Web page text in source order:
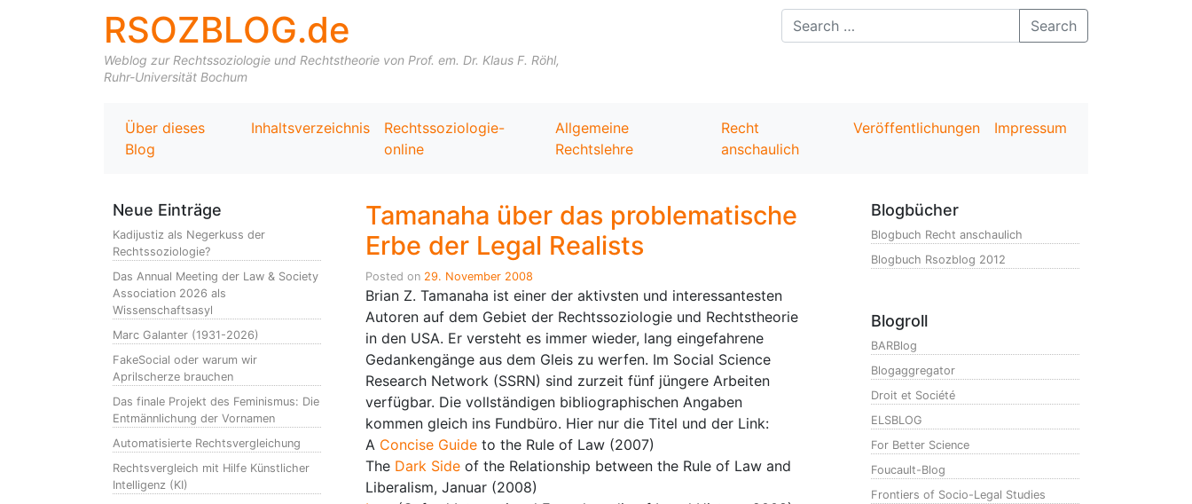
RSOZBLOG.de
Weblog zur Rechtssoziologie und Rechtstheorie von Prof. em. Dr. Klaus F. Röhl,
Ruhr-Universität Bochum
Search
Über dieses
Blog
Inhaltsverzeichnis
Rechtssoziologie-
online
Allgemeine
Rechtslehre
Recht
anschaulich
Veröffentlichungen Impressum
Neue Einträge
Kadijustiz als Negerkuss der
Rechtssoziologie?
Das Annual Meeting der Law & Society
Association 2026 als
Wissenschaftsasyl
Marc Galanter (1931-2026)
FakeSocial oder warum wir
Aprilscherze brauchen
Das finale Projekt des Feminismus: Die
Entmännlichung der Vornamen
Automatisierte Rechtsvergleichung
Rechtsvergleich mit Hilfe Künstlicher
Intelligenz (KI)
Tamanaha über das problematische
Erbe der Legal Realists
Posted on 29. November 2008
Brian Z. Tamanaha ist einer der aktivsten und interessantesten
Autoren auf dem Gebiet der Rechtssoziologie und Rechtstheorie
in den USA. Er versteht es immer wieder, lang eingefahrene
Gedankengänge aus dem Gleis zu werfen. Im Social Science
Research Network (SSRN) sind zurzeit fünf jüngere Arbeiten
verfügbar. Die vollständigen bibliographischen Angaben
kommen gleich ins Fundbüro. Hier nur die Titel und der Link:
A Concise Guide to the Rule of Law (2007)
The Dark Side of the Relationship between the Rule of Law and
Liberalism, Januar (2008)
Blogbücher
Blogbuch Recht anschaulich
Blogbuch Rsozblog 2012
Blogroll
BARBlog
Blogaggregator
Droit et Société
ELSBLOG
For Better Science
Foucault-Blog
Frontiers of Socio-Legal Studies